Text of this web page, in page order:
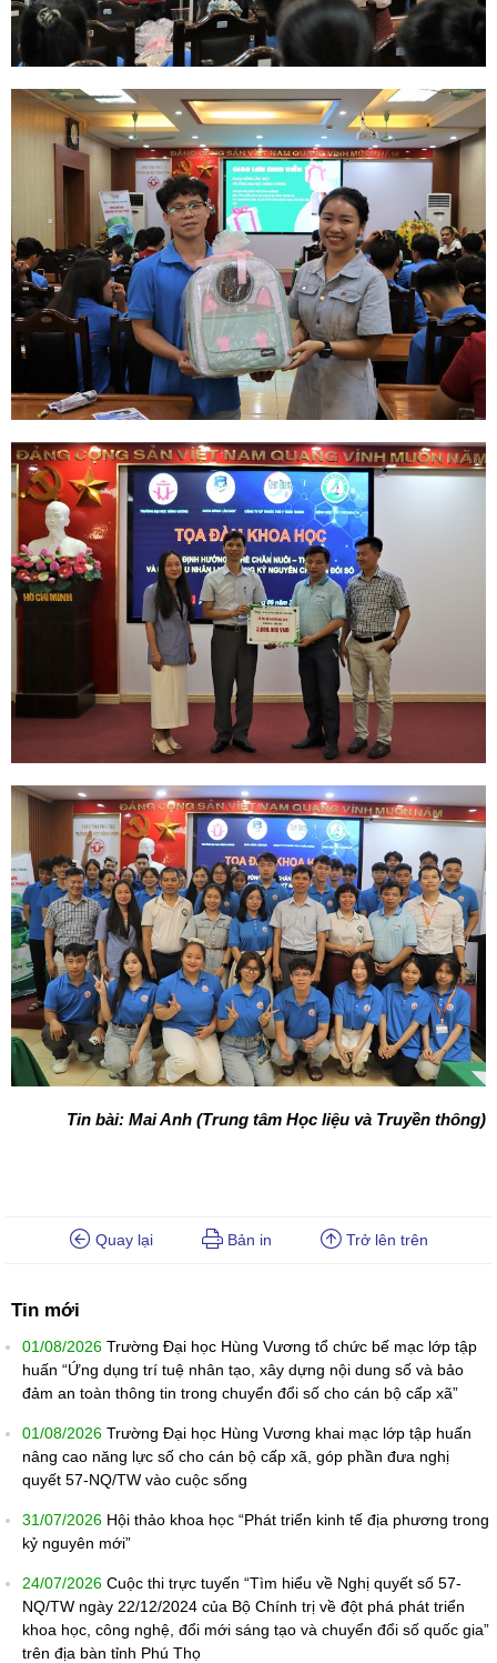
Tin bài: Mai Anh (Trung tâm Học liệu và Truyền thông)
Quay lại Bản in Trở lên trên
Tin mới
01/08/2026 Trường Đại học Hùng Vương tổ chức bế mạc lớp tập
huấn “Ứng dụng trí tuệ nhân tạo, xây dựng nội dung số và bảo
đảm an toàn thông tin trong chuyển đổi số cho cán bộ cấp xã”
01/08/2026 Trường Đại học Hùng Vương khai mạc lớp tập huấn
nâng cao năng lực số cho cán bộ cấp xã, góp phần đưa nghị
quyết 57-NQ/TW vào cuộc sống
31/07/2026 Hội thảo khoa học “Phát triển kinh tế địa phương trong
kỷ nguyên mới”
24/07/2026 Cuộc thi trực tuyến “Tìm hiểu về Nghị quyết số 57-
NQ/TW ngày 22/12/2024 của Bộ Chính trị về đột phá phát triển
khoa học, công nghệ, đổi mới sáng tạo và chuyển đổi số quốc gia”
trên địa bàn tỉnh Phú Thọ